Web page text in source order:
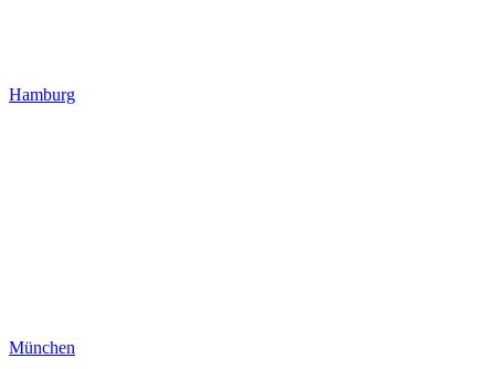
Hamburg
München